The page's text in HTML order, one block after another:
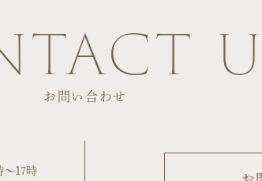
お問い合わせ
〜17時